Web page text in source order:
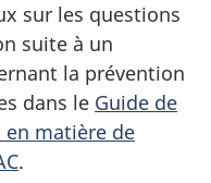
sur les questions
suite à un
la prévention
dans le Guide de
matière de
.